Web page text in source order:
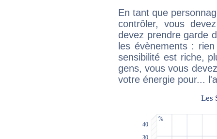
En tant que
contrôler, vous
devez prendre garde
les évènements :
sensibilité est riche,
gens, vous vous
votre énergie pour...